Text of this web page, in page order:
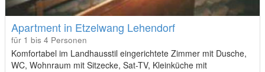
Apartment in Etzelwang Lehendorf
für 1 bis 4 Personen
Komfortabel im Landhausstil eingerichtete Zimmer mit Dusche,
WC, Wohnraum mit Sitzecke, Sat-TV, Kleinküche mit